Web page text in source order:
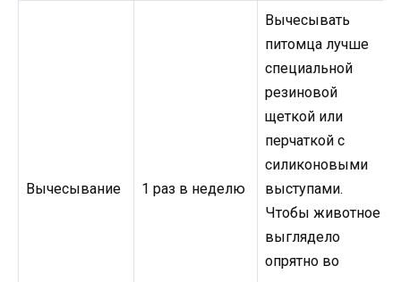
Вычесывание 1 раз в неделю
Вычесывать
питомца лучше
специальной
резиновой
щеткой или
перчаткой с
силиконовыми
выступами.
Чтобы животное
выглядело
опрятно во